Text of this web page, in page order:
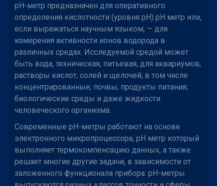
рН-метр предназначен для оперативного
определения кислотности (уровня рН) рН метр или,
если выражаться научным языком, — для
измерения активности ионов водорода в
различных средах. Исследуемой средой может
быть вода, техническая, питьевая, для аквариумов;
растворы кислот, солей и щелочей, в том числе
концентрированные; почвы; продукты питания;
биологические среды и даже жидкости
человеческого организма.
Современные рН-метры работают на основе
электронного микропроцессора, рН метр который
выполняет термокомпенсацию данных, а также
решает многие другие задачи, в зависимости от
заложенного функционала прибора. рН-метры